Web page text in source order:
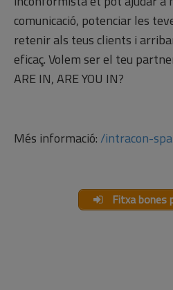
comunicació, potenciar les
retenir als teus clients i
eficaç. Volem ser el teu
ARE IN, ARE YOU IN?
Més informació: /intracon-
Fitxa bones